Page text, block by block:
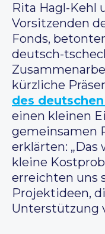
Rita Hagl-Kehl
Vorsitzenden
Fonds,
deutsch-
kürzliche
des
einen kleinen
gemeinsamen
erklärten: „Das
kleine
erreichten uns
Projektideen,
Unterstützung